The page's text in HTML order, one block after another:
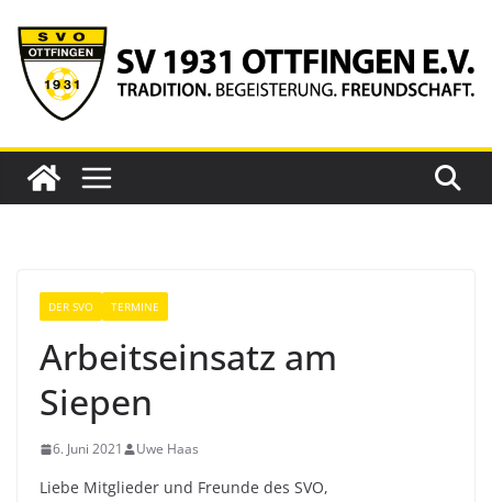
Inhalt
springen
DER SVO TERMINE
Arbeitseinsatz am
Siepen
6. Juni 2021 Uwe Haas
Liebe Mitglieder und Freunde des SVO,